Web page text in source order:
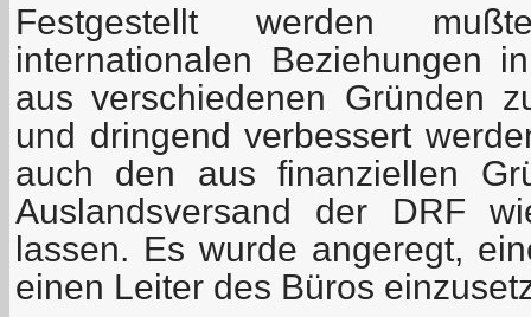
Festgestellt werden
internationalen Beziehungen
aus verschiedenen Gründen
und dringend verbessert
auch den aus finanziellen
Auslandsversand der DRF
lassen. Es wurde angeregt,
einen Leiter des Büros